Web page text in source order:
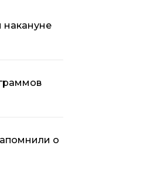
накануне
о